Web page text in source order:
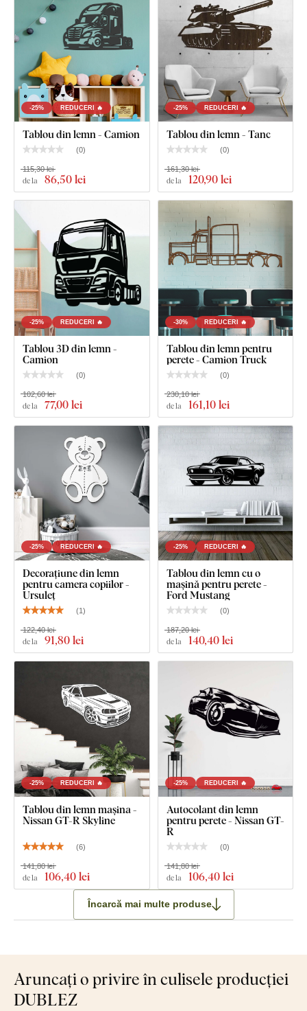
fine și subțiri
Puteți alege dintre12 decorațiunicu lac semi-mat, care
crește
rezistența la zgârieturi obișnuite Grosimea
conferă produsuluiefect 3D
cu umbrire delicată, astfel încât pe
perete arată curat și elegant – spre deosebire de autocolantele
subțiri din hârtie.
Placa respectăstandardul european de emisii E1– este
sigură,
potrivită pentru interior (inclusiv camera copiilor).
Ce este inclus în pachet?
-25% REDUCERI 🔥
Tablou din lemn - Camion
(0)
de la 86,50 lei
115,30 lei
-25% REDUCERI 🔥
Tablou din lemn - Tanc
(0)
de la 120,90 lei
161,30 lei
-25% REDUCERI 🔥
Tablou 3D din lemn -
Camion
(0)
de la 77,00 lei
102,60 lei
-30% REDUCERI 🔥
Tablou din lemn pentru
perete - Camion Truck
(0)
de la 161,10 lei
230,10 lei
-25% REDUCERI 🔥
Decorațiune din lemn
pentru camera copiilor -
Ursuleț
(1 )
de la 91,80 lei
122,40 lei
-25% REDUCERI 🔥
Tablou din lemn cu o
mașină pentru perete -
Ford Mustang
(0)
de la 140,40 lei
187,20 lei
-25% REDUCERI 🔥
Tablou din lemn mașina -
Nissan GT-R Skyline
(6)
de la 106,40 lei
141,80 lei
-25% REDUCERI 🔥
Autocolant din lemn
pentru perete - Nissan GT-
R
(0)
de la 106,40 lei
141,80 lei
Încarcă mai multe produse
Aruncați o privire în culisele producției
DUBLEZ